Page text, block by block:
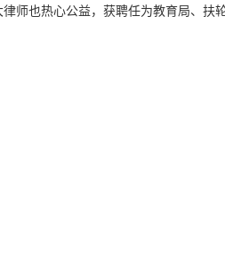
师也热心公益，获聘任为教育局、扶